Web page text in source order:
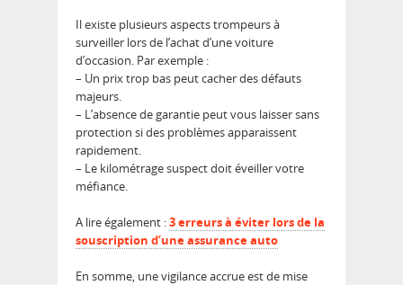
Il existe plusieurs aspects trompeurs à
surveiller lors de l’achat d’une voiture
d’occasion. Par exemple :
– Un prix trop bas peut cacher des défauts
majeurs.
– L’absence de garantie peut vous laisser sans
protection si des problèmes apparaissent
rapidement.
– Le kilométrage suspect doit éveiller votre
méfiance.
A lire également :3 erreurs à éviter lors de la
souscription d’une assurance auto
En somme, une vigilance accrue est de mise